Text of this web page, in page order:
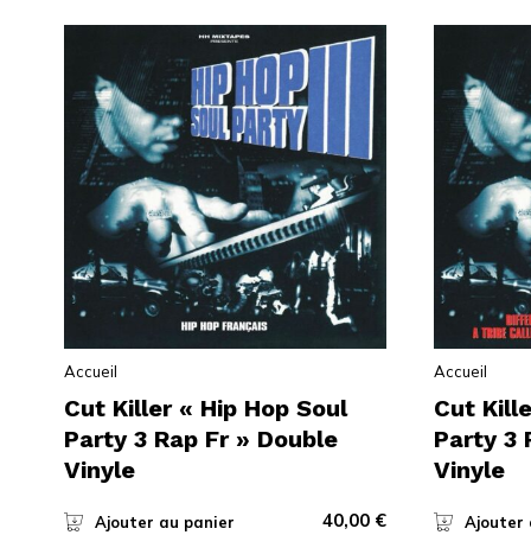
Accueil
Cut Killer « Hip Hop Soul
Party 3 Rap Fr » Double
Vinyle
Ajouter au panier 40,00 €
Accueil
Cut
Party 3
Vinyle
Ajouter